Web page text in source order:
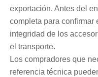
exportación. Antes del
completa para confirmar
integridad de los
el transporte.
Los compradores que
referencia técnica